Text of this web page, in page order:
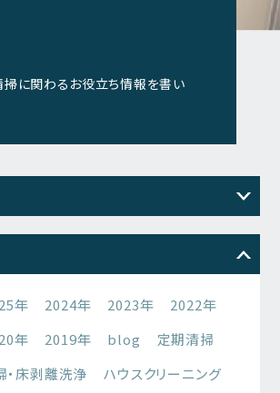
に関わるお役立ち情報を書い
年 2024年 2023年
2022年
年 2019年 blog
定期清掃
・床剥離洗浄
ハウスクリーニング